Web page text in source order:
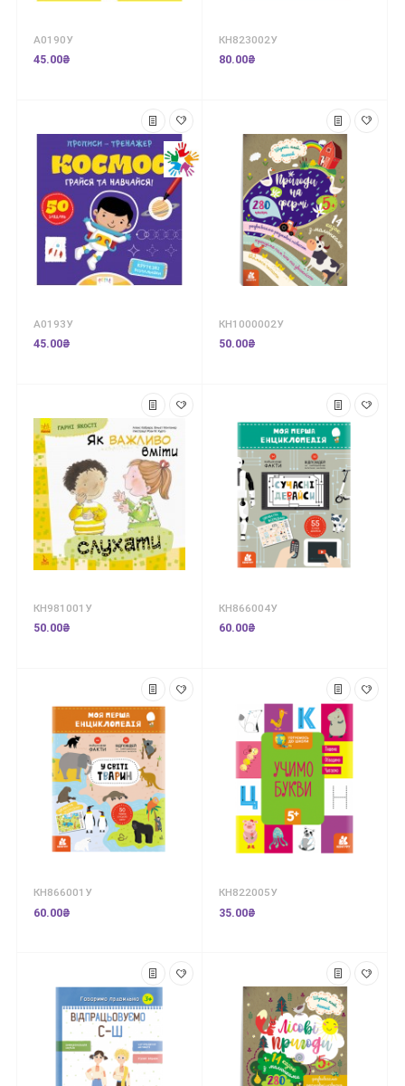
А0190У
45.00₴
КН823002У
80.00₴
А0193У
45.00₴
КН1000002У
50.00₴
КН981001У
50.00₴
КН866004У
60.00₴
КН866001У
60.00₴
КН822005У
35.00₴